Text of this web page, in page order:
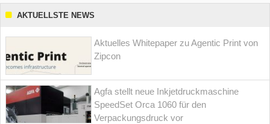
AKTUELLSTE NEWS
Aktuelles Whitepaper zu Agentic Print von
Zipcon
Agfa stellt neue Inkjetdruckmaschine
SpeedSet Orca 1060 für den
Verpackungsdruck vor